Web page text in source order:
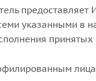
указанными в
принятых